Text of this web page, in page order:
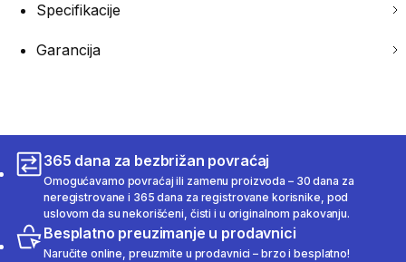
Specifikacije
Garancija
365 dana za bezbrižan povraćaj
Omogućavamo povraćaj ili zamenu proizvoda – 30 dana za
neregistrovane i 365 dana za registrovane korisnike, pod
uslovom da su nekorišćeni, čisti i u originalnom pakovanju.
Besplatno preuzimanje u prodavnici
Naručite online, preuzmite u prodavnici – brzo i besplatno!